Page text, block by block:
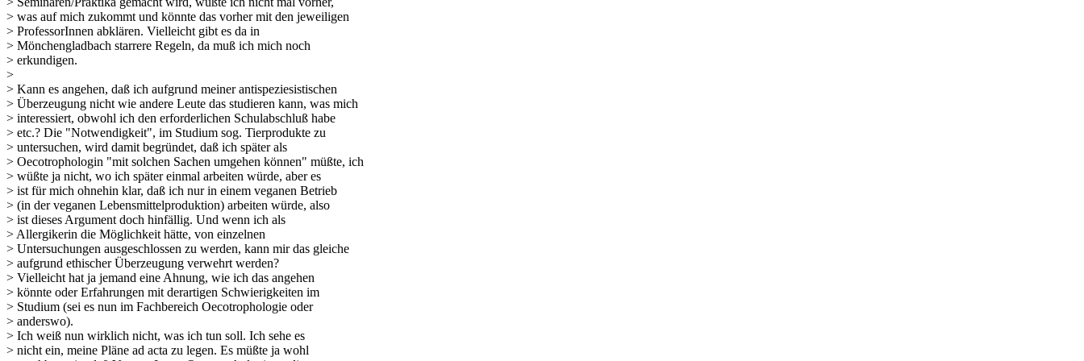
> was auf mich zukommt und könnte das vorher mit den jeweiligen
> ProfessorInnen abklären. Vielleicht gibt es da in
> Mönchengladbach starrere Regeln, da muß ich mich noch
> erkundigen.
>
> Kann es angehen, daß ich aufgrund meiner antispeziesistischen
> Überzeugung nicht wie andere Leute das studieren kann, was mich
> interessiert, obwohl ich den erforderlichen Schulabschluß habe
> etc.? Die "Notwendigkeit", im Studium sog. Tierprodukte zu
> untersuchen, wird damit begründet, daß ich später als
> Oecotrophologin "mit solchen Sachen umgehen können" müßte, ich
> wüßte ja nicht, wo ich später einmal arbeiten würde, aber es
> ist für mich ohnehin klar, daß ich nur in einem veganen Betrieb
> (in der veganen Lebensmittelproduktion) arbeiten würde, also
> ist dieses Argument doch hinfällig. Und wenn ich als
> Allergikerin die Möglichkeit hätte, von einzelnen
> Untersuchungen ausgeschlossen zu werden, kann mir das gleiche
> aufgrund ethischer Überzeugung verwehrt werden?
> Vielleicht hat ja jemand eine Ahnung, wie ich das angehen
> könnte oder Erfahrungen mit derartigen Schwierigkeiten im
> Studium (sei es nun im Fachbereich Oecotrophologie oder
> anderswo).
> Ich weiß nun wirklich nicht, was ich tun soll. Ich sehe es
> nicht ein, meine Pläne ad acta zu legen. Es müßte ja wohl